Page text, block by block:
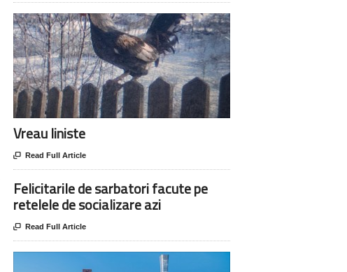
Vreau liniste
 Read Full Article
Felicitarile de sarbatori facute pe
retelele de socializare azi
 Read Full Article